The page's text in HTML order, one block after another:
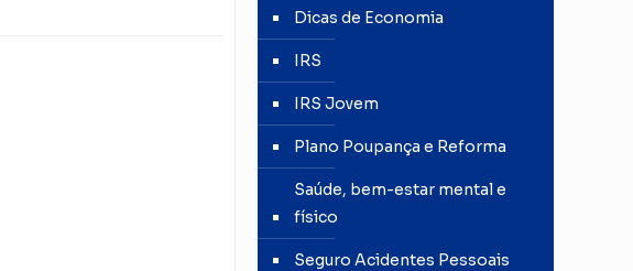
Dicas de Economia
IRS
IRS Jovem
Plano Poupança e Reforma
Saúde, bem-estar mental e
físico
Seguro Acidentes Pessoais